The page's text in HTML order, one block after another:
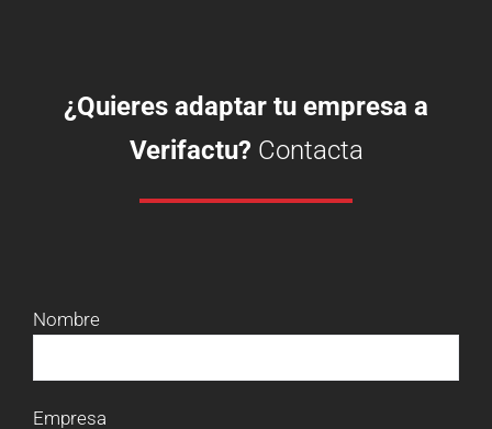
¿Quieres adaptar tu empresa a
Verifactu? Contacta
Nombre
Empresa